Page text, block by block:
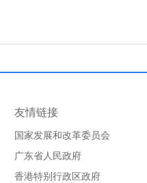
友情链接
国家发展和改革委员会
广东省人民政府
香港特别行政区政府